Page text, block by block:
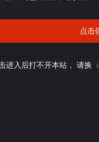
点击
进入后打不开本站， 请换